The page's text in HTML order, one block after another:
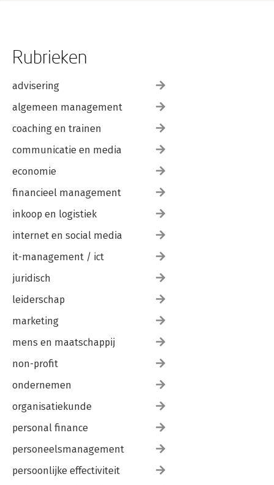
Rubrieken
advisering
algemeen management
coaching en trainen
communicatie en media
economie
financieel management
inkoop en logistiek
internet en social media
it-management / ict
juridisch
leiderschap
marketing
mens en maatschappij
non-profit
ondernemen
organisatiekunde
personal finance
personeelsmanagement
persoonlijke effectiviteit